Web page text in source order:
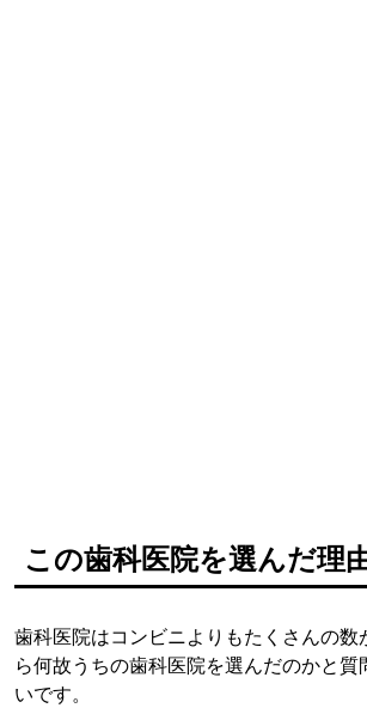
この歯科医院を選んだ理
歯科医院はコンビニよりもたくさんの数
ら何故うちの歯科医院を選んだのかと質
いです。